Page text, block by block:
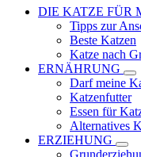
DIE KATZE FÜR
Tipps zur
Beste Katzen
Katze nach
ERNÄHRUNG
Darf meine
Katzenfutter
Essen für
Alternatives
ERZIEHUNG